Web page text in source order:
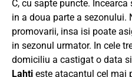
C, cu sapte puncte.
in a doua parte a sezonului.
promovarii, insa isi poate
in sezonul urmator. In cele
domiciliu a castigat o data
Lahti este atacantul cel mai